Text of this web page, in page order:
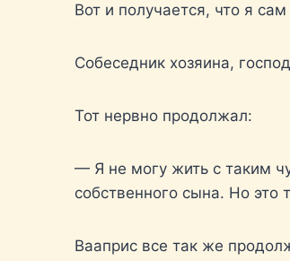
Вот и получается, что я
Собеседник хозяина,
Тот нервно продолжал:
— Я не могу жить с таким
собственного сына. Но это
Вааприс все так же